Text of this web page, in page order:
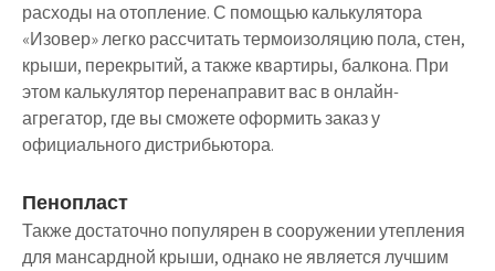
расходы на отопление. С помощью калькулятора
«Изовер» легко рассчитать термоизоляцию пола, стен,
крыши, перекрытий, а также квартиры, балкона. При
этом калькулятор перенаправит вас в онлайн-
агрегатор, где вы сможете оформить заказ у
официального дистрибьютора.
Пенопласт
Также достаточно популярен в сооружении утепления
для мансардной крыши, однако не является лучшим